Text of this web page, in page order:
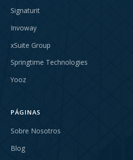
Signaturit
Invoway
xSuite Group
Springtime Technologies
Yooz
PÁGINAS
Sobre Nosotros
Blog